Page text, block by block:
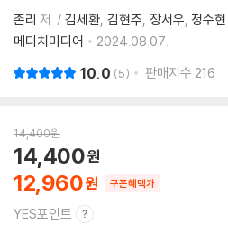
존리 저 김세환 김현주 장서우 정수현
메디치미디어
2024.08.07.
10.0 5 판매지수 216
14,400원
12,960
14,400
쿠폰혜택가
YES포인트